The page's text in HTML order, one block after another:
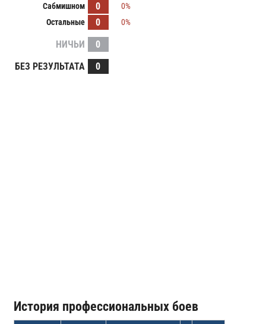
Сабмишном
0
0%
Остальные
0 0%
НИЧЬИ
0
БЕЗ РЕЗУЛЬТАТА
0
История профессиональных боев